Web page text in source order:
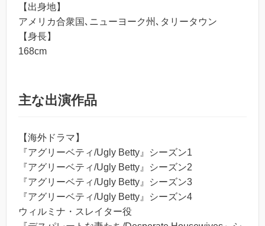
【出身地】
アメリカ合衆国､ニューヨーク州､タリータウン
【身長】
168cm
主な出演作品
【海外ドラマ】
『アグリーベティ/Ugly Betty』シーズン1
『アグリーベティ/Ugly Betty』シーズン2
『アグリーベティ/Ugly Betty』シーズン3
『アグリーベティ/Ugly Betty』シーズン4
ウィルミナ・スレイター役